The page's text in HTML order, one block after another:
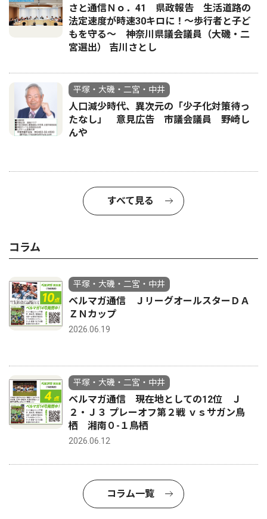
さと通信Ｎｏ．41 県政報告 生活道路の
法定速度が時速30キロに！〜歩行者と子ど
もを守る〜 神奈川県議会議員（大磯・二
宮選出） 吉川さとし
平塚・大磯・二宮・中井
人口減少時代、異次元の「少子化対策待っ
たなし」 意見広告 市議会議員 野崎し
んや
すべて見る
コラム
平塚・大磯・二宮・中井
ベルマガ通信 ＪリーグオールスターＤＡ
ＺＮカップ
2026.06.19
平塚・大磯・二宮・中井
ベルマガ通信 現在地としての12位 Ｊ
２・Ｊ３ プレーオフ第２戦 ｖｓサガン鳥
栖 湘南０-１鳥栖
2026.06.12
コラム一覧